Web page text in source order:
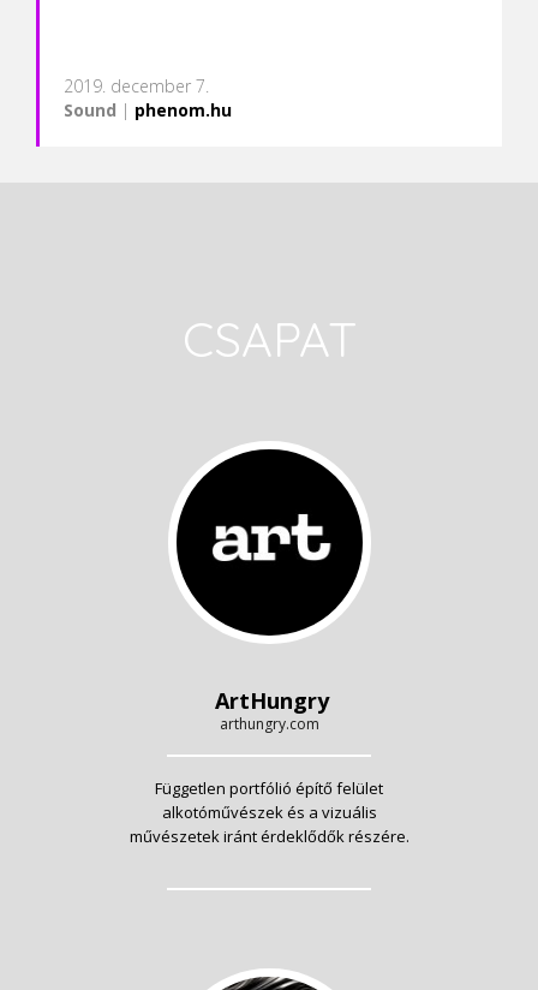
2019. december 7.
Sound | phenom.hu
CSAPAT
ArtHungry
arthungry.com
Független portfólió építő felület
alkotóművészek és a vizuális
művészetek iránt érdeklődők részére.